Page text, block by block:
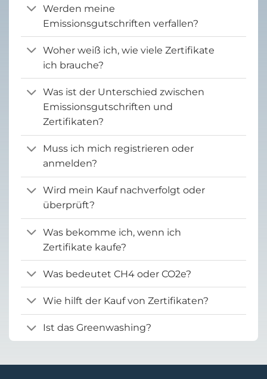
Werden meine
Emissionsgutschriften verfallen?
Woher weiß ich, wie viele Zertifikate
ich brauche?
Was ist der Unterschied zwischen
Emissionsgutschriften und
Zertifikaten?
Muss ich mich registrieren oder
anmelden?
Wird mein Kauf nachverfolgt oder
überprüft?
Was bekomme ich, wenn ich
Zertifikate kaufe?
Was bedeutet CH4 oder CO2e?
Wie hilft der Kauf von Zertifikaten?
Ist das Greenwashing?